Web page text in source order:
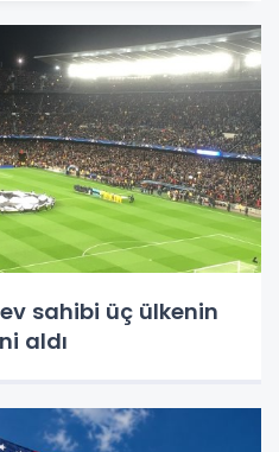
sahibi üç ülkenin
aldı